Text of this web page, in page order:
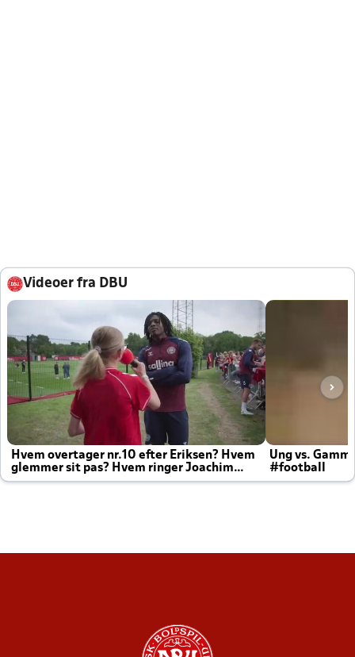
Videoer fra DBU
Hvem overtager nr.10 efter Eriksen? Hvem
glemmer sit pas? Hvem ringer Joachim
altid til efter kampe?
Ung vs.
#football